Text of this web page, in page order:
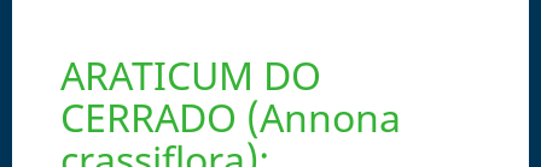
ARATICUM DO
CERRADO (Annona